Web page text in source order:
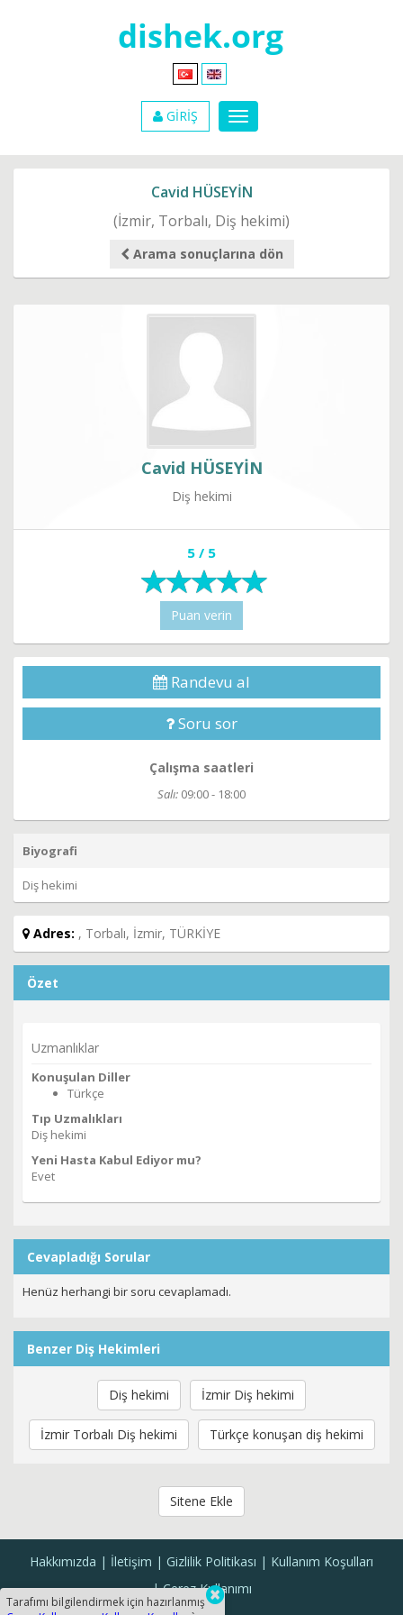
GİRİŞ
Cavid HÜSEYİN
(İzmir, Torbalı, Diş hekimi)
Arama sonuçlarına dön
Cavid HÜSEYİN
Diş hekimi
5 / 5
Puan verin
Randevu al
Soru sor
Çalışma saatleri
Salı: 09:00 - 18:00
Biyografi
Diş hekimi
Adres: , Torbalı, İzmir, TÜRKİYE
Özet
Uzmanlıklar
Konuşulan Diller
Türkçe
Tıp Uzmalıkları
Diş hekimi
Yeni Hasta Kabul Ediyor mu?
Evet
Cevapladığı Sorular
Henüz herhangi bir soru cevaplamadı.
Benzer Diş Hekimleri
Diş hekimi İzmir Diş hekimi
İzmir Torbalı Diş hekimi Türkçe konuşan diş hekimi
Sitene Ekle
Hakkımızda İletişim Gizlilik Politikası
Kullanım Koşulları
Çerez Kullanımı
Tarafımı bilgilendirmek için hazırlanmış